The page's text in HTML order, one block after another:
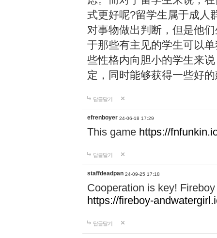
式更好呢?留学生属于成人
对事物做出判断，但是他
于那些有主见的学生可以
些性格内向胆小的学生来
定，同时能够获得一些好
답글달기
efrenboyer 24-06-18 17:29
This game https://
답글달기
staffdeadpan 24-09-25 17:18
Cooperation is key!
https://fireboy-
답글달기